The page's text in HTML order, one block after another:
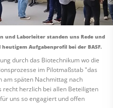
und Laborleiter standen uns Rede und
Aufgabenprofil bei der BASF.
durch das Biotechnikum wo die
im Pilotmaßstab "das
am späten Nachmittag nach
recht herzlich bei allen Beteiligten
uns so engagiert und offen